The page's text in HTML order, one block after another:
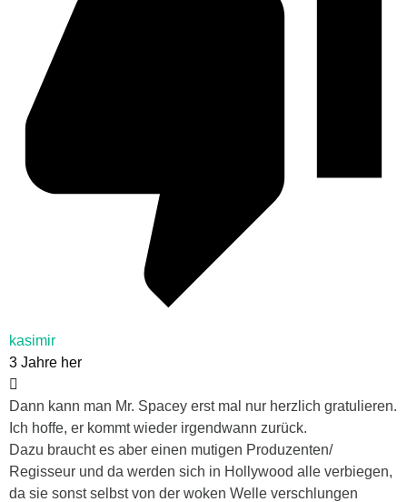
kasimir
3 Jahre her
Dann kann man Mr. Spacey erst mal nur herzlich gratulieren.
Ich hoffe, er kommt wieder irgendwann zurück.
Dazu braucht es aber einen mutigen Produzenten/
Regisseur und da werden sich in Hollywood alle verbiegen,
da sie sonst selbst von der woken Welle verschlungen